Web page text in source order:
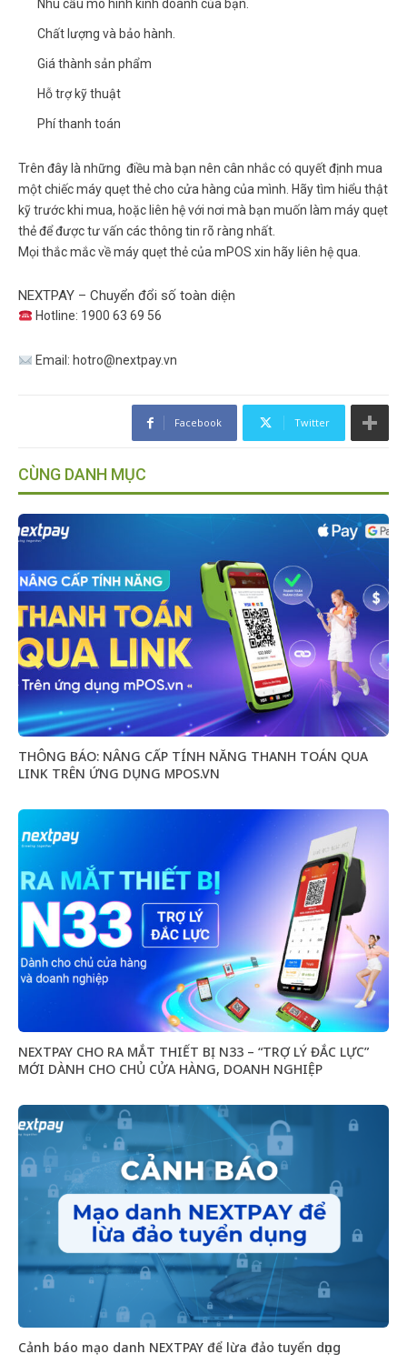
Nhu cầu mô hình kinh doanh của bạn.
Chất lượng và bảo hành.
Giá thành sản phẩm
Hỗ trợ kỹ thuật
Phí thanh toán
Trên đây là những điều mà bạn nên cân nhắc có quyết định mua
một chiếc máy quẹt thẻ cho cửa hàng của mình. Hãy tìm hiểu thật
kỹ trước khi mua, hoặc liên hệ với nơi mà bạn muốn làm máy quẹt
thẻ để được tư vấn các thông tin rõ ràng nhất.
Mọi thắc mắc về máy quẹt thẻ của mPOS xin hãy liên hệ qua.
NEXTPAY – Chuyển đổi số toàn diện
Hotline: 1900 63 69 56
Email: hotro@nextpay.vn
Facebook Twitter
CÙNG DANH MỤC
THÔNG BÁO: NÂNG CẤP TÍNH NĂNG THANH TOÁN QUA
LINK TRÊN ỨNG DỤNG MPOS.VN
NEXTPAY CHO RA MẮT THIẾT BỊ N33 – “TRỢ LÝ ĐẮC LỰC”
MỚI DÀNH CHO CHỦ CỬA HÀNG, DOANH NGHIỆP
Cảnh báo mạo danh NEXTPAY để lừa đảo tuyển dụng